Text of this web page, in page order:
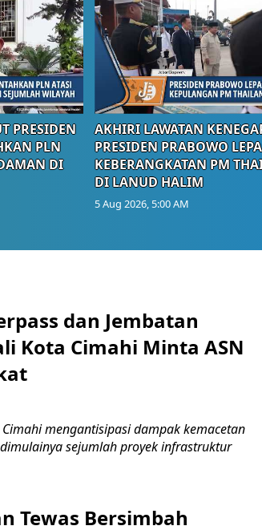
PRESIDEN
PLN
DI
AKHIRI LAWATAN
PRESIDEN PRABOWO
KEBERANGKATAN PM
DI LANUD HALIM
5 Aug 2026, 5:00 AM
dan Jembatan
Kota Cimahi Minta ASN
Cimahi mengantisipasi dampak kemacetan
sejumlah proyek infrastruktur
Tewas Bersimbah